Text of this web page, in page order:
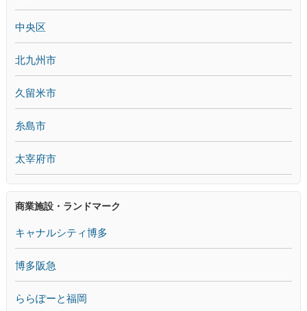
中央区
北九州市
久留米市
糸島市
太宰府市
商業施設・ランドマーク
キャナルシティ博多
博多阪急
ららぽーと福岡